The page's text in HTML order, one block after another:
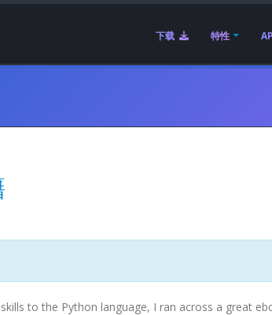
下载 特性
to the Python language, I ran across a great